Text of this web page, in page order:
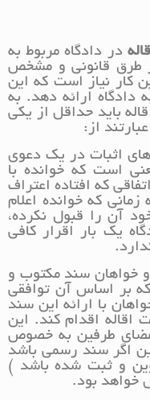
در دادگاه مربوط به
طرق قانونی و مشخص
کار نیاز است که این
دادگاه ارائه دهد. به
باید حداقل از یکی
از:
های اثبات در یک دعوی
است که خوانده با
که افتاده اعتراف
که خوانده اعلام
آن را قبول نکرده،
یک بار اقرار کافی
خواهان سند مکتوب و
بر اساس آن توافقی
با ارائه این سند
اقاله اقدام کند. این
طرفین به خصوص
اگر سند رسمی باشد
و ثبت شده باشد )
خواهد بود.